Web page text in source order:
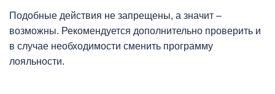
Подобные действия не запрещены, а значит –
возможны. Рекомендуется дополнительно проверить и
в случае необходимости сменить программу
лояльности.